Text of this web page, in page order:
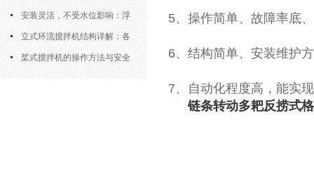
污机的土建配合要求与水平度校准
安装灵活，不受水位影响：浮
筒式曝气机的结构优势与适用场景
立式环流搅拌机结构详解：各
部件的功能与协同
桨式搅拌机的操作方法与安全
5、操作简单、故障率底
6、结构简单、安装维护
7、自动化程度高，能实
链条转动多耙反捞式